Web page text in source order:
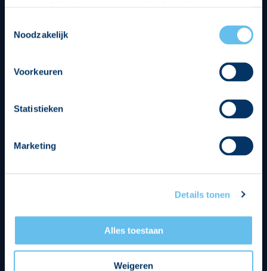
op een veilige en integere wijze. Je kunt je toestemming
beheren op de privacy- en cookieverklaring pagina.
Noodzakelijk
Voorkeuren
Statistieken
Marketing
Details tonen
Alles toestaan
Weigeren